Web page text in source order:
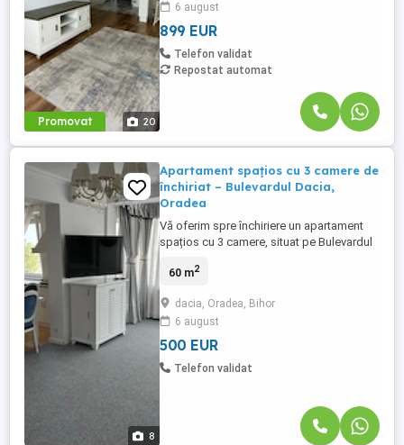
Promovat 20
orientare sud-vest și o vedere panoramică
spectaculoasă, apartamentul ...
6 august
899 EUR
Telefon validat
Repostat automat
8
Apartament spațios cu 3 camere de
închiriat – Bulevardul Dacia,
Oradea
Vă oferim spre închiriere un apartament
spațios cu 3 camere, situat pe Bulevardul
rezidențiale din Oradea. Amplasat la etajul
apartamentul beneficiază de o
compartimentare practică și funcțională,
fiind ideal pentru cei ...
60 m2
dacia, Oradea, Bihor
6 august
500 EUR
Telefon validat